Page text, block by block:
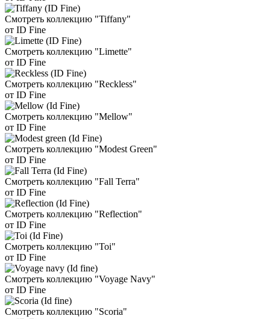
Смотреть коллекцию "Tiffany"
от ID Fine
Смотреть коллекцию "Limette"
от ID Fine
Смотреть коллекцию "Reckless"
от ID Fine
Смотреть коллекцию "Mellow"
от ID Fine
Смотреть коллекцию "Modest Green"
от ID Fine
Смотреть коллекцию "Fall Terra"
от ID Fine
Смотреть коллекцию "Reflection"
от ID Fine
Смотреть коллекцию "Toi"
от ID Fine
Смотреть коллекцию "Voyage Navy"
от ID Fine
Смотреть коллекцию "Scoria"